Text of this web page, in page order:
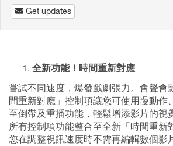
Get updates
全新功能！時間重新對應
嘗試不同速度，爆發戲劇張力。會聲會
間重新對應」控制項讓您可使用慢動作
至倒帶及重播功能，輕鬆增添影片的視
所有控制項功能整合至全新「時間重新
您在調整視訊速度時不需再編輯數個影